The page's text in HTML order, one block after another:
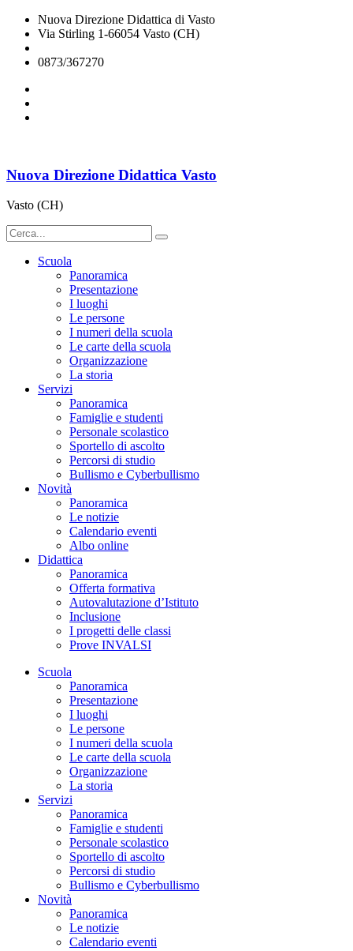
Nuova Direzione Didattica di Vasto
Via Stirling 1-66054 Vasto (CH)
0873/367270
Nuova Direzione Didattica Vasto
Vasto (CH)
Scuola
Panoramica
Presentazione
I luoghi
Le persone
I numeri della scuola
Le carte della scuola
Organizzazione
La storia
Servizi
Panoramica
Famiglie e studenti
Personale scolastico
Sportello di ascolto
Percorsi di studio
Bullismo e Cyberbullismo
Novità
Panoramica
Le notizie
Calendario eventi
Albo online
Didattica
Panoramica
Offerta formativa
Autovalutazione d’Istituto
Inclusione
I progetti delle classi
Prove INVALSI
Scuola
Panoramica
Presentazione
I luoghi
Le persone
I numeri della scuola
Le carte della scuola
Organizzazione
La storia
Servizi
Panoramica
Famiglie e studenti
Personale scolastico
Sportello di ascolto
Percorsi di studio
Bullismo e Cyberbullismo
Novità
Panoramica
Le notizie
Calendario eventi